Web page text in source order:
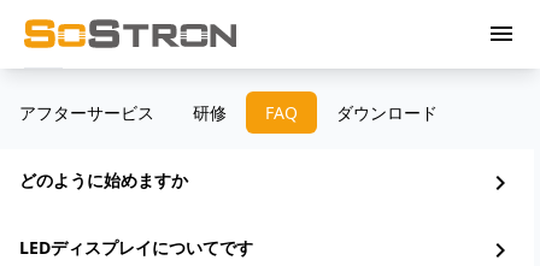
menu
アフターサービス 研修 FAQ ダウンロード
どのように始めますか chevron_right
LEDディスプレイについてです chevron_right